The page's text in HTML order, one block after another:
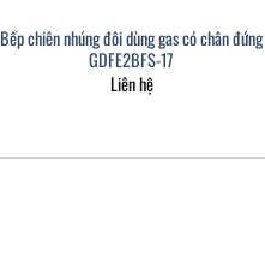
Bếp chiên nhúng đôi dùng gas có chân đứng
GDFE2BFS-17
Liên hệ